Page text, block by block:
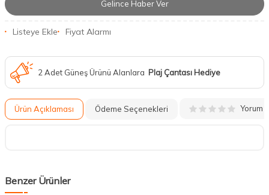
Gelince Haber Ver
Listeye Ekle Fiyat Alarmı
2 Adet Güneş Ürünü Alanlara Plaj Çantası Hediye
Ürün Açıklaması Ödeme Seçenekleri Yorum
Benzer Ürünler